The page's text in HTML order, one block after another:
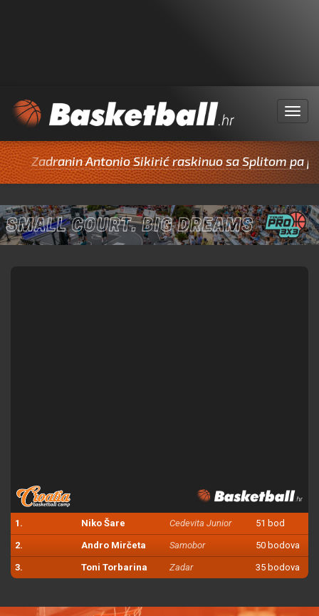
Menu
Zadranin Antonio Sikirić raskinuo sa Splitom pa
1. Niko Šare Cedevita Junior 51 bod
2. Andro Mirčeta Samobor 50 bodova
3. Toni Torbarina Zadar 35 bodova